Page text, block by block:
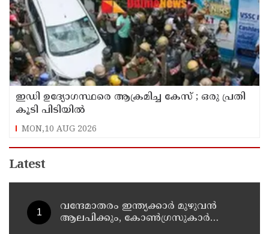
ഇഡി ഉദ്യോഗസ്ഥരെ ആക്രമിച്ച കേസ് ; ഒരു പ്രതി
കൂടി പിടിയിൽ
MON,10 AUG 2026
Latest
വന്ദേമാതരം ഇന്ത്യക്കാർ മുഴുവൻ
ആലപിക്കും, കോൺഗ്രസുകാർ